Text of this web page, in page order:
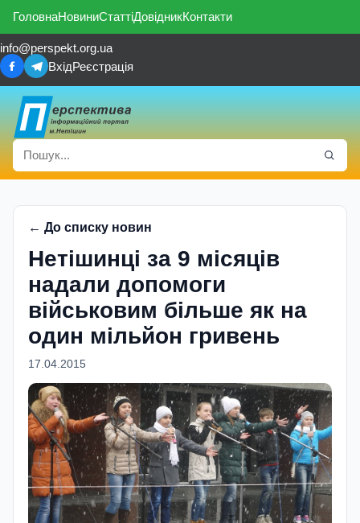
ГоловнаНовиниСтаттіДовідникКонтакти
info@perspekt.org.ua
ВхідРеєстрація
← До списку новин
Нетішинці за 9 місяців
надали допомоги
військовим більше як на
один мільйон гривень
17.04.2015